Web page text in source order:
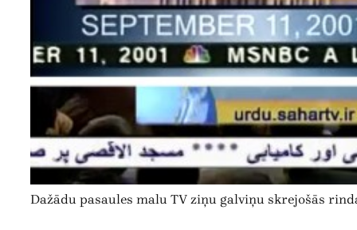
Dažādu pasaules malu TV ziņu galviņu skrejošās